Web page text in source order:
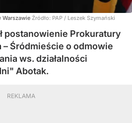
Źródło: PAP / Leszek Szymański
postanowienie Prokuratury
– Śródmieście o odmowie
ws. działalności
Abotak.